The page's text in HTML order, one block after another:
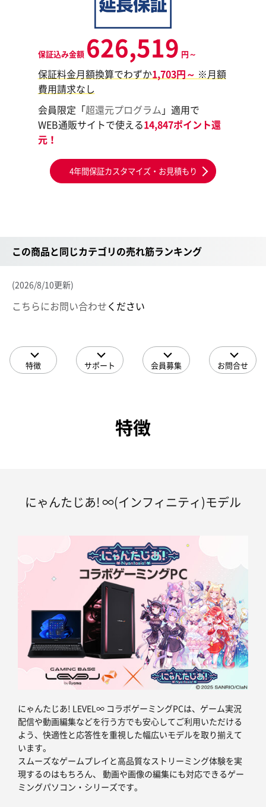
保証込み金額 626,519 円～
保証料金月額換算でわずか1,703円～ ※月額
費用請求なし
会員限定「超還元プログラム 」適用で
WEB通販サイトで使える14,847ポイント還
元！
4年間保証カスタマイズ・お見積もり
この商品と同じカテゴリの売れ筋ランキング
(2026/8/10更新)
こちらにお問い合わせください
特徴 サポート 会員募集 お問合せ
特徴
にゃんたじあ! ∞(インフィニティ)モデル
にゃんたじあ! LEVEL∞ コラボゲーミングPCは、ゲーム実況
配信や動画編集などを行う方でも安心してご利用いただける
よう、快適性と応答性を重視した幅広いモデルを取り揃えて
います。
スムーズなゲームプレイと高品質なストリーミング体験を実
現するのはもちろん、 動画や画像の編集にも対応できるゲー
ミングパソコン・シリーズです。